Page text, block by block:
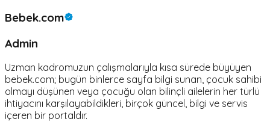
Bebek.com
Admin
Uzman kadromuzun çalışmalarıyla kısa sürede büyüyen
bebek.com; bugün binlerce sayfa bilgi sunan, çocuk sahibi
olmayı düşünen veya çocuğu olan bilinçli ailelerin her türlü
ihtiyacını karşılayabildikleri, birçok güncel, bilgi ve servis
içeren bir portaldır.